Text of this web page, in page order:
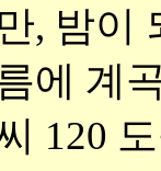
, 밤이
에 계
120